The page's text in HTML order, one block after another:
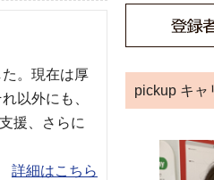
。現在は厚
以外にも、
援、さらに
詳細はこちら
pickup キャ